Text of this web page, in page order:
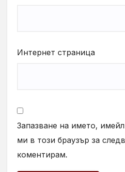
Интернет страница
Запазване на името,
ми в този браузър за
коментирам.